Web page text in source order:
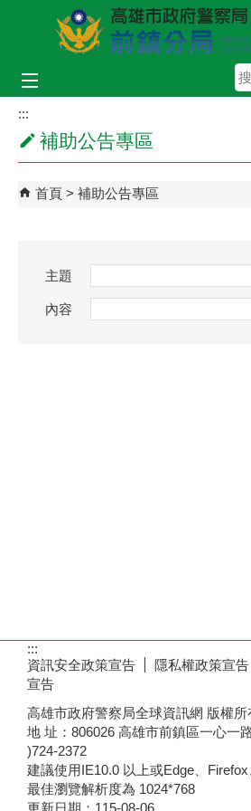
跳到主要內容區塊
:::
補助公告專區
首頁 補助公告專區
主題
內容
:::
資訊安全政策宣告
隱私權政策宣告
宣告
高雄市政府警察局全球資訊網 版權所
地 址：806026 高雄市前鎮區一心一
)724-2372
建議使用IE10.0 以上或Edge、Firefox
最佳瀏覽解析度為 1024*768
更新日期： 115-08-06